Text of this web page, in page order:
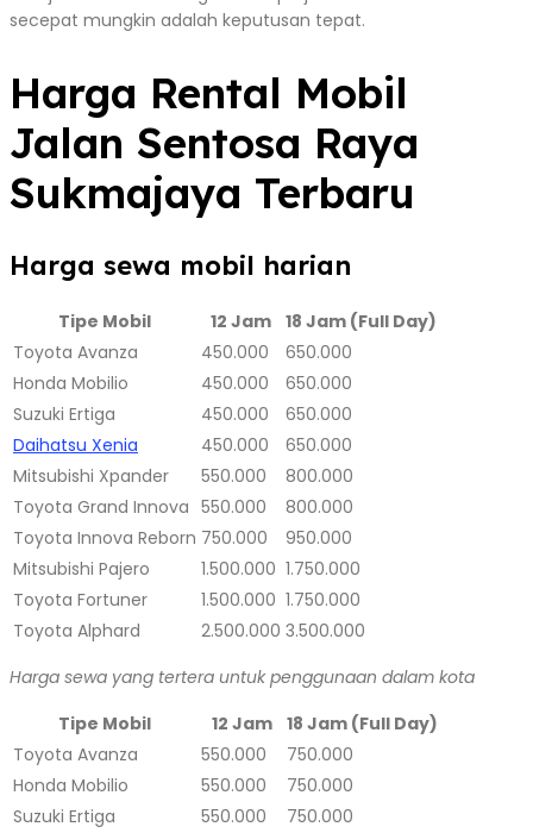
secepat mungkin adalah keputusan tepat.
Harga Rental Mobil
Jalan Sentosa Raya
Sukmajaya Terbaru
Harga sewa mobil harian
Tipe Mobil 12 Jam 18 Jam (Full Day)
Toyota Avanza
450.000
650.000
Honda Mobilio
450.000
650.000
Suzuki Ertiga
450.000
650.000
Daihatsu Xenia
450.000
650.000
Mitsubishi Xpander
550.000
800.000
Toyota Grand Innova 550.000
800.000
Toyota Innova Reborn 750.000
950.000
Mitsubishi Pajero
1.500.000 1.750.000
Toyota Fortuner
1.500.000 1.750.000
Toyota Alphard
2.500.000 3.500.000
Harga sewa yang tertera untuk penggunaan dalam kota
Tipe Mobil
12 Jam
18 Jam (Full Day)
Toyota Avanza
550.000
750.000
Honda Mobilio
550.000
750.000
Suzuki Ertiga
550.000
750.000